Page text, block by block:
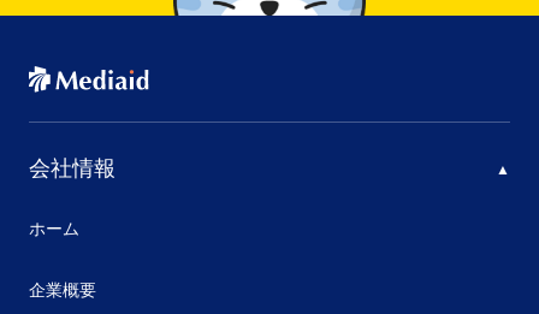
会社情報
ホーム
企業概要